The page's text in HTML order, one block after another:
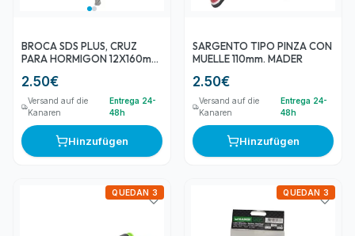
BROCA SDS PLUS, CRUZ
PARA HORMIGON 12X160mm.
2.50€
Versand auf die
Kanaren
Entrega 24-
48h
Hinzufügen
SARGENTO TIPO PINZA CON
MUELLE 110mm. MADER
2.50€
Versand auf die
Kanaren
Entrega 24-
48h
Hinzufügen
QUEDAN 3 QUEDAN 3